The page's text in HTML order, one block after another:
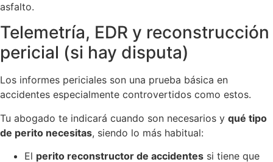
asfalto.
Telemetría, EDR y reconstrucción
pericial (si hay disputa)
Los informes periciales son una prueba básica en
accidentes especialmente controvertidos como estos.
Tu abogado te indicará cuando son necesarios y qué tipo
de perito necesitas, siendo lo más habitual:
El perito reconstructor de accidentes si tiene que